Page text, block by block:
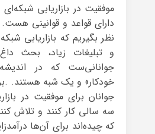
موفقیت در بازاریابی شبکه‌ای
دارای قواعد و قوانینی هست.
نظر بگیریم که بازاریابی
و تبلیغات زیاد، بحث
جوانانی‌ست که در
خودکار» و یک شبه هستند.
جوانان برای موفقیت در
سه سالی کار کنند و تلاش
که چیده‌اند برای آن‌ها